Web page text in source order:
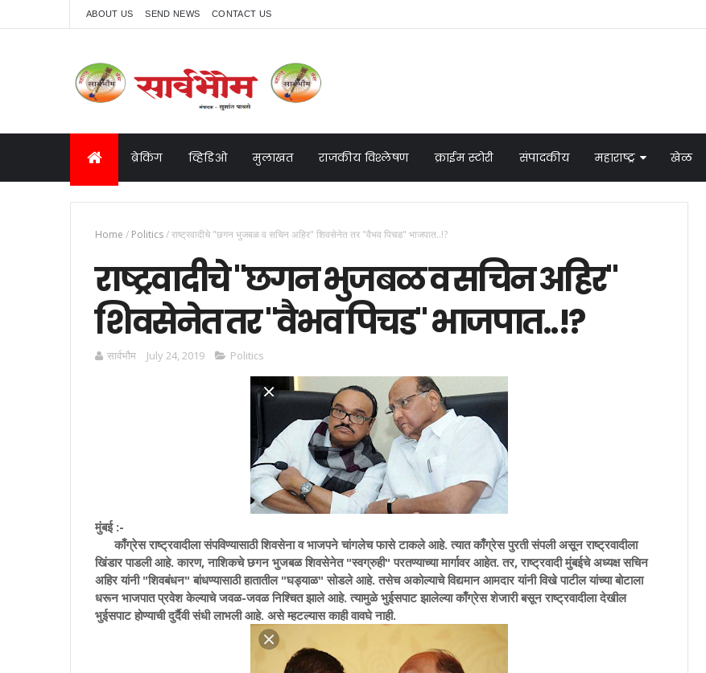
ABOUT US SEND NEWS CONTACT US
ब्रेकिंग व्हिडिओ मुलाखत राजकीय विश्लेषण क्राईम स्टोरी संपादकीय महाराष्ट्र खेळ
Home / Politics/राष्ट्रवादीचे "छगन भुजबळ व सचिन अहिर" शिवसेनेत तर "वैभव पिचड" भाजपात..!?
राष्ट्रवादीचे "छगन भुजबळ व सचिन अहिर"
शिवसेनेत तर "वैभव पिचड" भाजपात..!?
सार्वभाैम July 24, 2019 Politics
मुंबई :-
काँग्रेस राष्ट्रवादीला संपविण्यासाठी शिवसेना व भाजपने चांगलेच फासे टाकले आहे. त्यात काँग्रेस पुरती संपली असून राष्ट्रवादीला
खिंडार पाडली आहे. कारण, नाशिकचे छगन भुजबळ शिवसेनेत "स्वग्रुही" परतण्याच्या मार्गावर आहेत. तर, राष्ट्रवादी मुंबईचे अध्यक्ष सचिन
अहिर यांनी "शिवबंधन" बांधण्यासाठी हातातील "घड्याळ" सोडले आहे. तसेच अकोल्याचे विद्यमान आमदार यांनी विखे पाटील यांच्या बोटाला
धरून भाजपात प्रवेश केल्याचे जवळ-जवळ निश्चित झाले आहे. त्यामुळे भुईसपाट झालेल्या काँग्रेस शेजारी बसून राष्ट्रवादीला देखील
भुईसपाट होण्याची दुर्दैवी संधी लाभली आहे. असे म्हटल्यास काही वावघे नाही.